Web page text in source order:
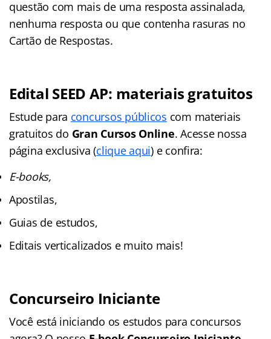
questão com mais de uma resposta assinalada,
nenhuma resposta ou que contenha rasuras no
Cartão de Respostas.
Edital SEED AP: materiais gratuitos
Estude para concursos públicos com materiais
gratuitos do Gran Cursos Online. Acesse nossa
página exclusiva (clique aqui) e confira:
E-books,
Apostilas,
Guias de estudos,
Editais verticalizados e muito mais!
Concurseiro Iniciante
Você está iniciando os estudos para concursos